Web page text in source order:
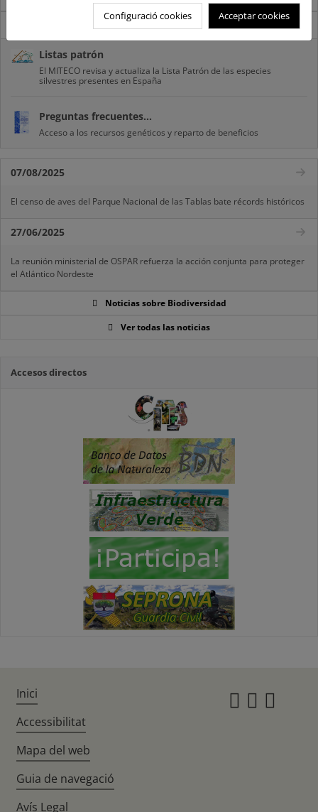
Listas patrón
El MITECO revisa y actualiza la Lista Patrón de las especies
silvestres presentes en España
Preguntas frecuentes...
Acceso a los recursos genéticos y reparto de beneficios
07/08/2025
El censo de aves del Parque Nacional de las Tablas bate récords históricos
27/06/2025
La reunión ministerial de OSPAR refuerza la acción conjunta para proteger
el Atlántico Nordeste
Noticias sobre Biodiversidad
Ver todas las noticias
Accesos directos
Configuració cookies Acceptar cookies
Inici
Accessibilitat
Mapa del web
Guia de navegació
Avís Legal